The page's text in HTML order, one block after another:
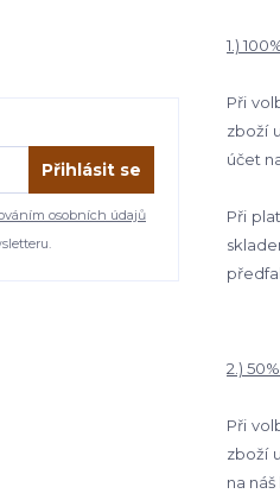
Přihlásit se
osobních údajů
1.)
Při
zboží
účet
Při
2.)
Při
zboží
na